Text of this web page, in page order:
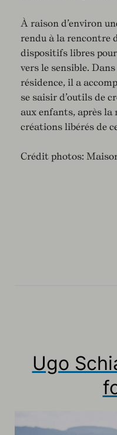
À raison d’environ
rendu à la rencontre
dispositifs libres
vers le sensible.
résidence, il a
se saisir d’outils de
aux enfants, après la
créations libérés de
Crédit photos:
Ugo